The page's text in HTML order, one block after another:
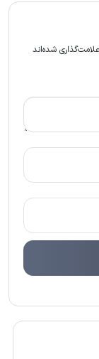
شده‌اند